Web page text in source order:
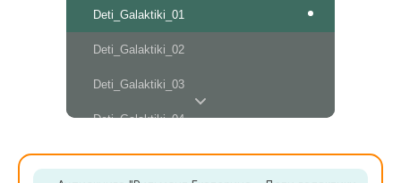
Deti_Galaktiki_01
Deti_Galaktiki_02
Deti_Galaktiki_03
Deti_Galaktiki_04
Deti_Galaktiki_05